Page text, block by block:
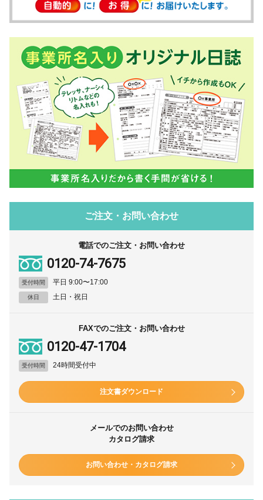
ご注文・お問い合わせ
電話でのご注文・お問い合わせ
0120-74-7675
受付時間 平日 9:00〜17:00
休日 土日・祝日
FAXでのご注文・お問い合わせ
0120-47-1704
受付時間 24時間受付中
注文書ダウンロード
メールでのお問い合わせ
カタログ請求
お問い合わせ・カタログ請求